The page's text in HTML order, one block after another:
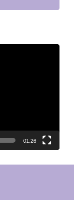
01:26